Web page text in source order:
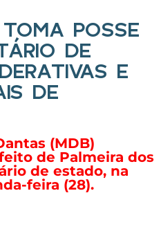
POSSE
DE
E
DE
(MDB)
de Palmeira dos
de estado, na
feira (28).